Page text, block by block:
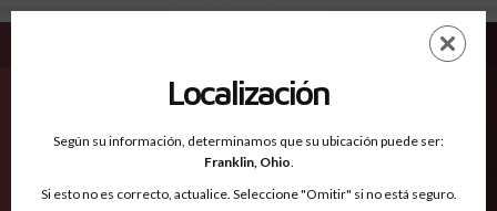
Brooks TX - Condados Reconocidos
EN
Condados Reconocidos
2600
Localización
Según su información, determinamos que su ubicación puede ser:
Franklin, Ohio.
Si esto no es correcto, actualice. Seleccione "Omitir" si no está seguro.